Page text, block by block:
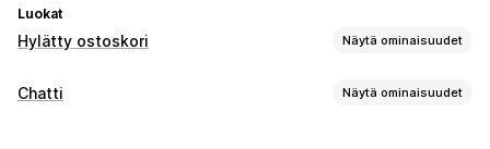
Luokat
Hylätty ostoskori Näytä ominaisuudet
Ostoskorin palautus
Chatti Näytä ominaisuudet